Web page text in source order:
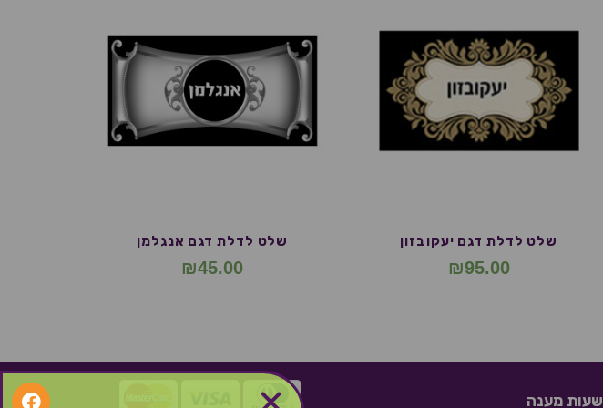
שלט לדלת דגם יעקובזון
₪95.00
שלט לדלת דגם אנגלמן
₪45.00
שעות מענה